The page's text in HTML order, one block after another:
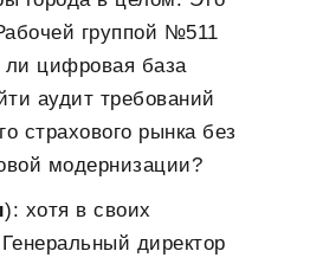
группой №511
ли цифровая база
аудит требований
страхового рынка без
модернизации?
): хотя в своих
директор